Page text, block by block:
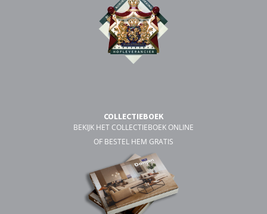
COLLECTIEBOEK
BEKIJK HET COLLECTIEBOEK ONLINE
OF BESTEL HEM GRATIS